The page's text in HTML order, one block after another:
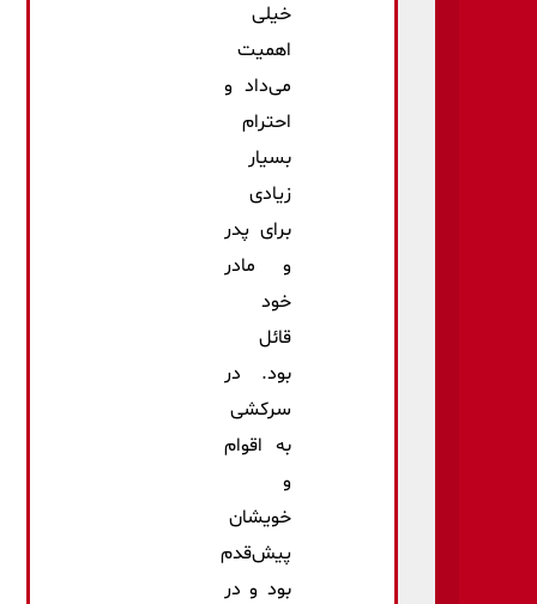
خیلی
اهمیت
می‌داد و
احترام
بسیار
زیادی
برای پدر
و مادر
خود
قائل
بود. در
سركشی
به اقوام
و
خویشان
پیش‌قدم
بود و در